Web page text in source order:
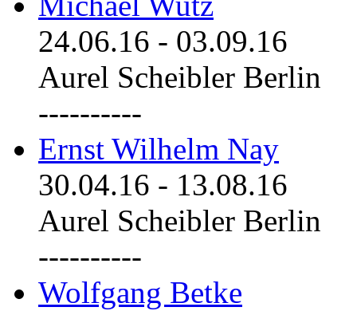
24.06.16 - 03.09.16
Aurel Scheibler Berlin
----------
Ernst Wilhelm Nay
30.04.16 - 13.08.16
Aurel Scheibler Berlin
----------
Wolfgang Betke